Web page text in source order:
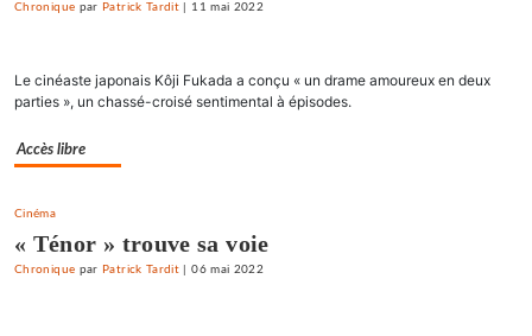
Chronique par Patrick Tardit 11 mai 2022
Le cinéaste japonais Kôji Fukada a conçu « un drame amoureux en deux
parties », un chassé-croisé sentimental à épisodes.
Accès libre
Cinéma
« Ténor » trouve sa voie
Chronique par Patrick Tardit |06 mai 2022